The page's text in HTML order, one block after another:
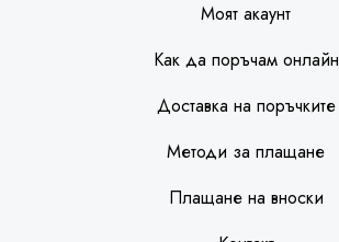
Моят акаунт
Как да поръчам онлайн
Доставка на поръчките
Методи за плащане
Плащане на вноски